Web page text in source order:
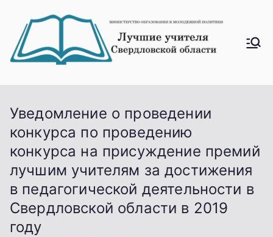
содержимому
Лучш
кой
облас
ти
Уведомление о проведении
конкурса по проведению
конкурса на присуждение премий
лучшим учителям за достижения
в педагогической деятельности в
Свердловской области в 2019
году